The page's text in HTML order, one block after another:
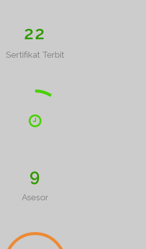
22
Sertifikat Terbit
9
Asesor